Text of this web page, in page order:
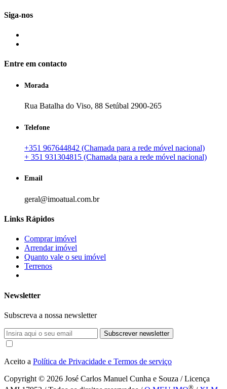
Siga-nos
Entre em contacto
Morada
Rua Batalha do Viso, 88 Setúbal 2900-265
Telefone
+351 967644842 (Chamada para a rede móvel nacional)
+ 351 931304815 (Chamada para a rede móvel nacional)
Email
geral@imoatual.com.br
Links Rápidos
Comprar imóvel
Arrendar imóvel
Quanto vale o seu imóvel
Terrenos
Newsletter
Subscreva a nossa newsletter
Subscrever newsletter
Aceito a Política de Privacidade e Termos de serviço
Copyright © 2026 José Carlos Manuel Cunha e Souza / Licença
®